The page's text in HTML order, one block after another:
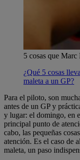
5 cosas que Marc
¿Qué 5 cosas
maleta a un GP?
Para el piloto, son
antes de un GP y
y lugar: el domingo, en
principal punto de
cabo, las pequeñas
atención. Es el caso de
maleta, un paso